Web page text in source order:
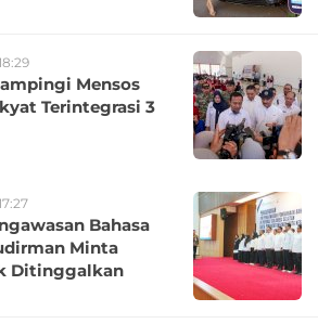
Mensos
Terintegrasi 3
Bahasa
Minta
Ditinggalkan